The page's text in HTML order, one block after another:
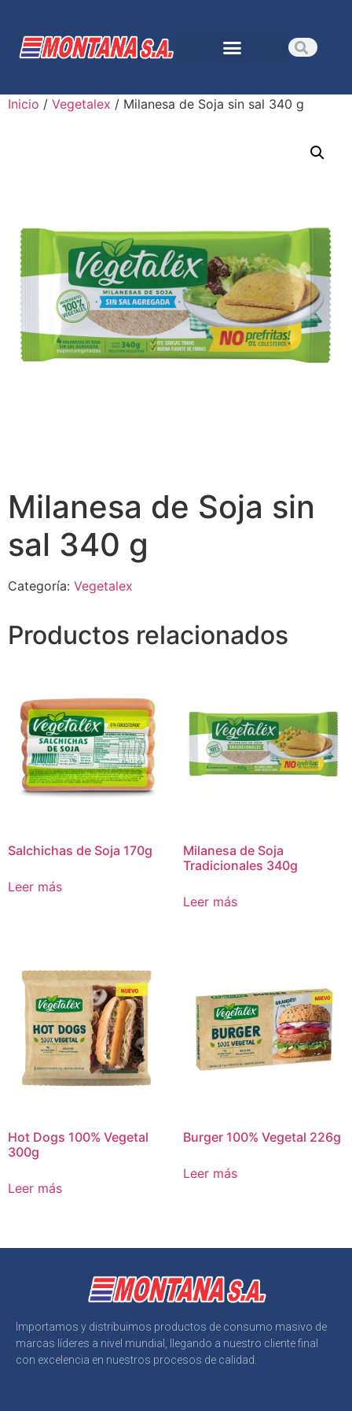
Inicio / Vegetalex / Milanesa de Soja sin sal 340 g
Milanesa de Soja sin
sal 340 g
Categoría: Vegetalex
Productos relacionados
Salchichas de Soja 170g
Leer más
Milanesa de Soja
Tradicionales 340g
Leer más
Hot Dogs 100% Vegetal
300g
Leer más
Burger 100% Vegetal 226g
Leer más
Importamos y distribuimos productos de consumo masivo de
marcas líderes a nivel mundial, llegando a nuestro cliente final
con excelencia en nuestros procesos de calidad.